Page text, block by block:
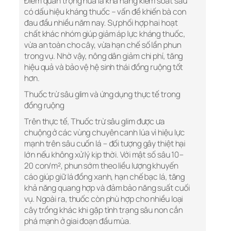
có dấu hiệu kháng thuốc – vấn đề khiến bà con
đau đầu nhiều năm nay. Sự phối hợp hai hoạt
chất khác nhóm giúp giảm áp lực kháng thuốc,
vừa an toàn cho cây, vừa hạn chế số lần phun
trong vụ. Nhờ vậy, nông dân giảm chi phí, tăng
hiệu quả và bảo vệ hệ sinh thái đồng ruộng tốt
hơn.
Thuốc trừ sâu glim và ứng dụng thực tế trong
đồng ruộng
Trên thực tế, Thuốc trừ sâu glim được ưa
chuộng ở các vùng chuyên canh lúa vì hiệu lực
mạnh trên sâu cuốn lá – đối tượng gây thiệt hại
lớn nếu không xử lý kịp thời. Với mật số sâu 10–
20 con/m², phun sớm theo liều lượng khuyến
cáo giúp giữ lá đồng xanh, hạn chế bạc lá, tăng
khả năng quang hợp và đảm bảo năng suất cuối
vụ. Ngoài ra, thuốc còn phù hợp cho nhiều loại
cây trồng khác khi gặp tình trạng sâu non cắn
phá mạnh ở giai đoạn đầu mùa.